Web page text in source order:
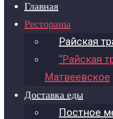
Главная
Рестораны
Райская
“Райская
Матвеевское
Доставка еды
Постное